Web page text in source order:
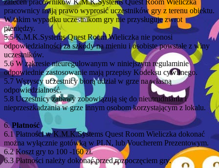
zaleceń pracowników K.M.K.Systems Quest Room Wieliczka
pracownicy mają prawo wyprosić uczestników gry z terenu obiektu.
W takim wypadku uczestnikom gry nie przysługuje zwrot
pieniędzy.
5.5 K.M.K.Systems Quest Room Wieliczka nie ponosi
odpowiedzialności za szkody na mieniu i osobiste powstałe z winy
uczestników.
5.6 W zakresie nieuregulowanym w niniejszym regulaminie
odpowiednie zastosowanie mają przepisy Kodeksu cywilnego.
5.7 Wszyscy uczestnicy biorą udział w grze na własną
odpowiedzialność.
5.8 Uczestnicy zabawy zobowiązują się do nieutrudniania i
nieprzeszkadzania w grze innym osobom korzystającym z lokalu.
6.Płatność
6.1 Płatności w K.M.K.Systems Quest Room Wieliczka dokonać
można wyłącznie gotówką w PLN, lub Voucherem Prezentowym.
6.2 Koszt gry to 100 -160 zł.
6.3 Płatności należy dokonać przed rozpoczęciem gry.